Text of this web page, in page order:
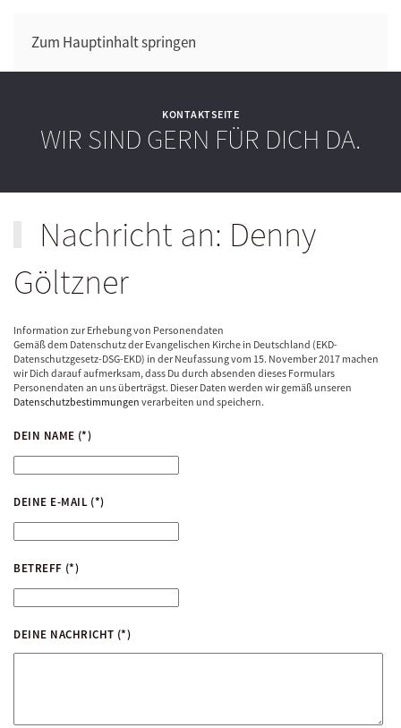
Zum Hauptinhalt springen
KONTAKTSEITE
WIR SIND GERN FÜR DICH DA.
Nachricht an: Denny
Göltzner
Information zur Erhebung von Personendaten
Gemäß dem Datenschutz der Evangelischen Kirche in Deutschland (EKD-
Datenschutzgesetz-DSG-EKD) in der Neufassung vom 15. November 2017 machen
wir Dich darauf aufmerksam, dass Du durch absenden dieses Formulars
Personendaten an uns überträgst. Dieser Daten werden wir gemäß unseren
Datenschutzbestimmungen verarbeiten und speichern.
DEIN NAME (*)
DEINE E-MAIL (*)
BETREFF (*)
DEINE NACHRICHT (*)